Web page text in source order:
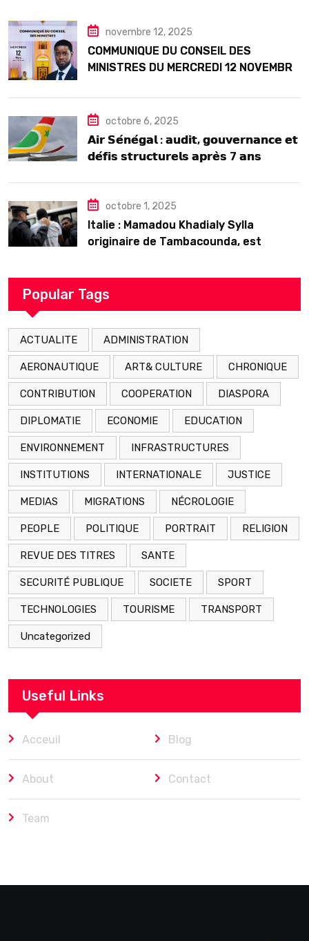
novembre 12, 2025
COMMUNIQUE DU CONSEIL DES
MINISTRES DU MERCREDI 12 NOVEMBRE
octobre 6, 2025
𝗔𝗶𝗿 𝗦𝗲́𝗻𝗲́𝗴𝗮𝗹 : 𝗮𝘂𝗱𝗶𝘁, 𝗴𝗼𝘂𝘃𝗲𝗿𝗻𝗮𝗻𝗰𝗲 𝗲𝘁
𝗱𝗲́𝗳𝗶𝘀 𝘀𝘁𝗿𝘂𝗰𝘁𝘂𝗿𝗲𝗹𝘀 𝗮𝗽𝗿𝗲̀𝘀 7 𝗮𝗻𝘀
octobre 1, 2025
Italie : Mamadou Khadialy Sylla
originaire de Tambacounda, est
Popular Tags
ACTUALITE ADMINISTRATION
AERONAUTIQUE ART& CULTURE CHRONIQUE
CONTRIBUTION COOPERATION DIASPORA
DIPLOMATIE ECONOMIE EDUCATION
ENVIRONNEMENT INFRASTRUCTURES
INSTITUTIONS INTERNATIONALE JUSTICE
MEDIAS MIGRATIONS NÉCROLOGIE
PEOPLE POLITIQUE PORTRAIT RELIGION
REVUE DES TITRES SANTE
SECURITÉ PUBLIQUE SOCIETE SPORT
TECHNOLOGIES TOURISME TRANSPORT
Uncategorized
Useful Links
Acceuil Blog
About Contact
Team